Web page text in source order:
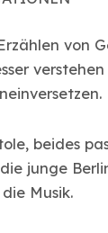
von
beides
junge
Musik.